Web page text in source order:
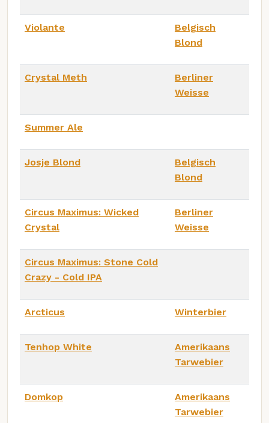
Violante
Belgisch
Blond
Crystal Meth
Berliner
Weisse
Summer Ale
Josje Blond
Belgisch
Blond
Circus Maximus: Wicked
Crystal
Berliner
Weisse
Circus Maximus: Stone Cold
Crazy - Cold IPA
Arcticus Winterbier
Tenhop White
Amerikaans
Tarwebier
Domkop
Amerikaans
Tarwebier